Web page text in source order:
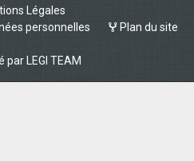
Légales
personnelles
Plan du site
par LEGI TEAM